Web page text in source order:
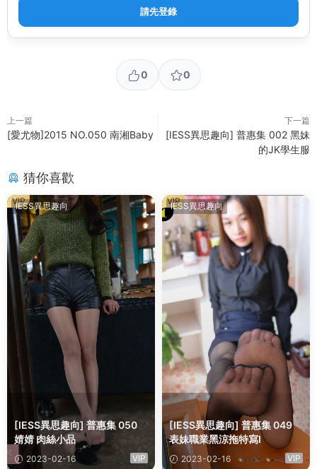
請先登錄
0 0
上一篇
[愛尤物]2015 NO.050 南湘Baby
下一篇
[IESS異思趣向] 普惠集 002 黑妹
的JK學生服
猜你喜歡
IESS異思趣向
[IESS異思趣向] 普惠集 050
婧婧 肉絲小品
2023-02-16 VIP
VIP IESS異思趣向
[IESS異思趣向] 普惠集 049
表妹職業黑涼拖特寫I
2023-02-16 VIP
VIP